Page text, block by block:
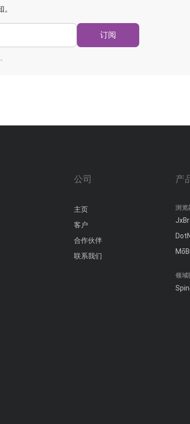
订阅
。
公司
主页
客户
合作伙伴
联系我们
产
浏览
领域